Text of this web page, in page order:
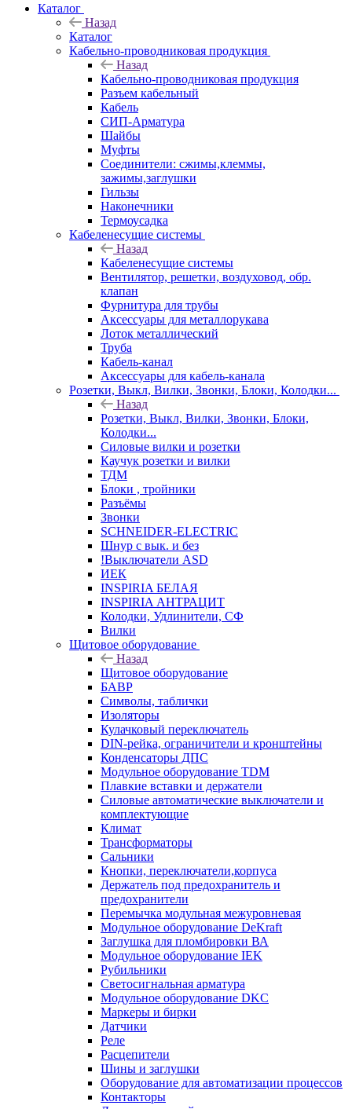
Каталог
Назад
Каталог
Кабельно-проводниковая продукция
Назад
Кабельно-проводниковая продукция
Разъем кабельный
Кабель
СИП-Арматура
Шайбы
Муфты
Соединители: сжимы,клеммы,
зажимы,заглушки
Гильзы
Наконечники
Термоусадка
Кабеленесущие системы
Назад
Кабеленесущие системы
Вентилятор, решетки, воздуховод, обр.
клапан
Фурнитура для трубы
Аксессуары для металлорукава
Лоток металлический
Труба
Кабель-канал
Аксессуары для кабель-канала
Розетки, Выкл, Вилки, Звонки, Блоки, Колодки...
Назад
Розетки, Выкл, Вилки, Звонки, Блоки,
Колодки...
Силовые вилки и розетки
Каучук розетки и вилки
ТДМ
Блоки , тройники
Разъёмы
Звонки
SCHNEIDER-ELECTRIC
Шнур с вык. и без
!Выключатели ASD
ИЕК
INSPIRIA БЕЛАЯ
INSPIRIA АНТРАЦИТ
Колодки, Удлинители, СФ
Вилки
Щитовое оборудование
Назад
Щитовое оборудование
БАВР
Символы, таблички
Изоляторы
Кулачковый переключатель
DIN-рейка, ограничители и кронштейны
Конденсаторы ДПС
Модульное оборудование TDM
Плавкие вставки и держатели
Силовые автоматические выключатели и
комплектующие
Климат
Трансформаторы
Сальники
Кнопки, переключатели,корпуса
Держатель под предохранитель и
предохранители
Перемычка модульная межуровневая
Модульное оборудование DeKraft
Заглушка для пломбировки ВА
Модульное оборудование IEK
Рубильники
Светосигнальная арматура
Модульное оборудование DKC
Маркеры и бирки
Датчики
Реле
Расцепители
Шины и заглушки
Оборудование для автоматизации процессов
Контакторы